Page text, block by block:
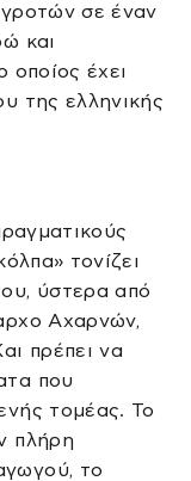
σε έναν
και
οποίος έχει
της ελληνικής
τονίζει
ύστερα από
Αχαρνών,
πρέπει να
που
τομέας. Το
πλήρη
το